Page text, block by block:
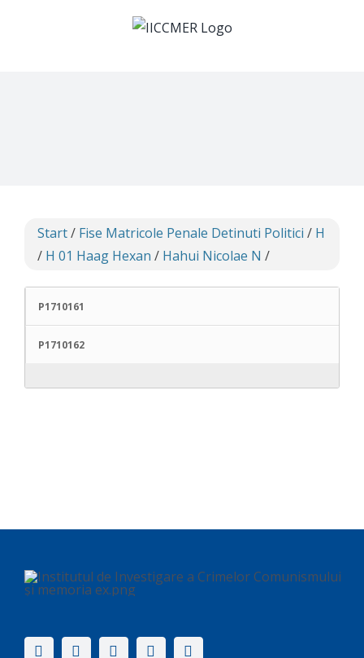
Start/ Fise Matricole Penale Detinuti Politici / H
/ H 01 Haag Hexan / Hahui Nicolae N /
P1710161
P1710162